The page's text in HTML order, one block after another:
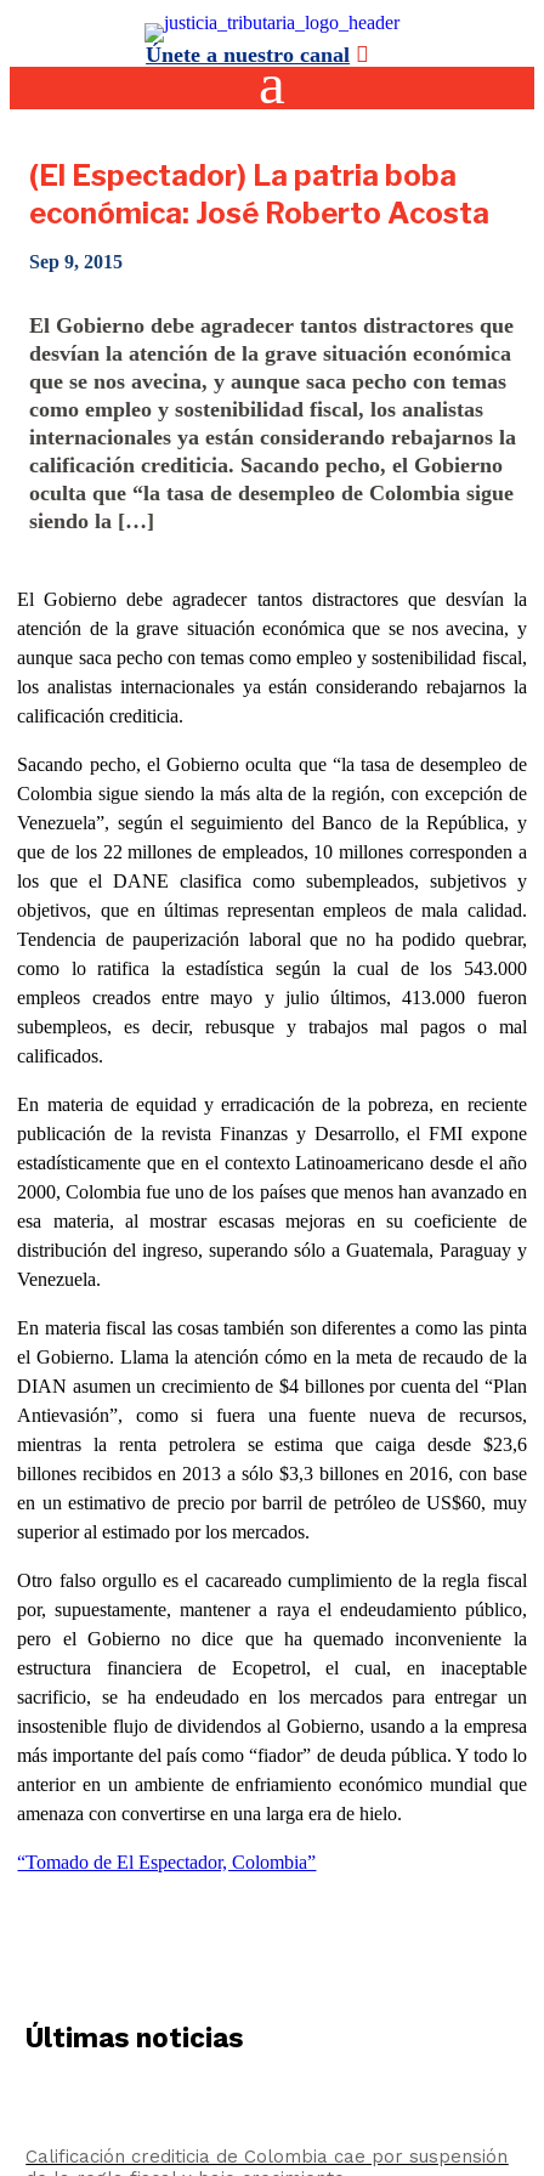
Únete a nuestro canal
(El Espectador) La patria boba
económica: José Roberto Acosta
Sep 9, 2015
El Gobierno debe agradecer tantos distractores que
desvían la atención de la grave situación económica
que se nos avecina, y aunque saca pecho con temas
como empleo y sostenibilidad fiscal, los analistas
internacionales ya están considerando rebajarnos la
calificación crediticia. Sacando pecho, el Gobierno
oculta que “la tasa de desempleo de Colombia sigue
siendo la […]
El Gobierno debe agradecer tantos distractores que desvían la
atención de la grave situación económica que se nos avecina, y
aunque saca pecho con temas como empleo y sostenibilidad fiscal,
los analistas internacionales ya están considerando rebajarnos la
calificación crediticia.
Sacando pecho, el Gobierno oculta que “la tasa de desempleo de
Colombia sigue siendo la más alta de la región, con excepción de
Venezuela”, según el seguimiento del Banco de la República, y
que de los 22 millones de empleados, 10 millones corresponden a
los que el DANE clasifica como subempleados, subjetivos y
objetivos, que en últimas representan empleos de mala calidad.
Tendencia de pauperización laboral que no ha podido quebrar,
como lo ratifica la estadística según la cual de los 543.000
empleos creados entre mayo y julio últimos, 413.000 fueron
subempleos, es decir, rebusque y trabajos mal pagos o mal
calificados.
En materia de equidad y erradicación de la pobreza, en reciente
publicación de la revista Finanzas y Desarrollo, el FMI expone
estadísticamente que en el contexto Latinoamericano desde el año
2000, Colombia fue uno de los países que menos han avanzado en
esa materia, al mostrar escasas mejoras en su coeficiente de
distribución del ingreso, superando sólo a Guatemala, Paraguay y
Venezuela.
En materia fiscal las cosas también son diferentes a como las pinta
el Gobierno. Llama la atención cómo en la meta de recaudo de la
DIAN asumen un crecimiento de $4 billones por cuenta del “Plan
Antievasión”, como si fuera una fuente nueva de recursos,
mientras la renta petrolera se estima que caiga desde $23,6
billones recibidos en 2013 a sólo $3,3 billones en 2016, con base
en un estimativo de precio por barril de petróleo de US$60, muy
superior al estimado por los mercados.
Otro falso orgullo es el cacareado cumplimiento de la regla fiscal
por, supuestamente, mantener a raya el endeudamiento público,
pero el Gobierno no dice que ha quemado inconveniente la
estructura financiera de Ecopetrol, el cual, en inaceptable
sacrificio, se ha endeudado en los mercados para entregar un
insostenible flujo de dividendos al Gobierno, usando a la empresa
más importante del país como “fiador” de deuda pública. Y todo lo
anterior en un ambiente de enfriamiento económico mundial que
amenaza con convertirse en una larga era de hielo.
“Tomado de El Espectador, Colombia”
Últimas noticias
Calificación crediticia de Colombia cae por suspensión